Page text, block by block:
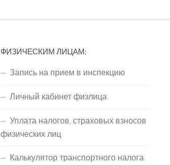
ФИЗИЧЕСКИМ ЛИЦАМ:
Запись на прием в инспекцию
Личный кабинет физлица
Уплата налогов, страховых взносов
физических лиц
Калькулятор транспортного налога